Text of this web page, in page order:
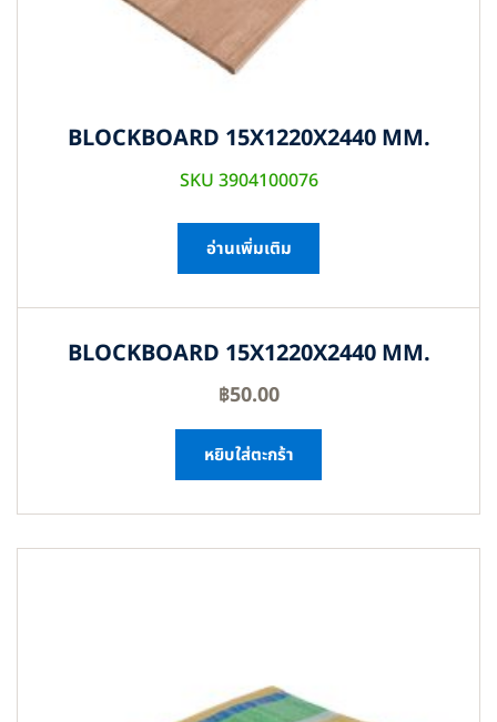
BLOCKBOARD 15X1220X2440 MM.
SKU 3904100076
อ่านเพิ่มเติม
BLOCKBOARD 15X1220X2440 MM.
฿50.00
หยิบใส่ตะกร้า